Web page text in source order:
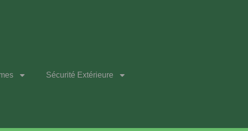
Sécurité Extérieure